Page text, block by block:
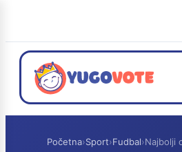
Početna›Sport›Fudbal›Najbolji